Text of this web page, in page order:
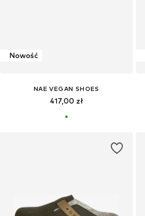
Nowość
NAE VEGAN SHOES
417,00 zł